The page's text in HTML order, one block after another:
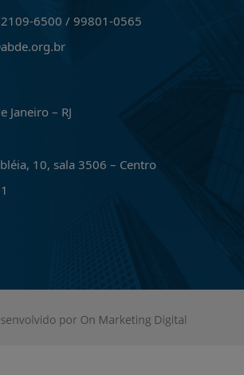
6500 / 99801-0565
Janeiro – RJ
10, sala 3506 – Centro